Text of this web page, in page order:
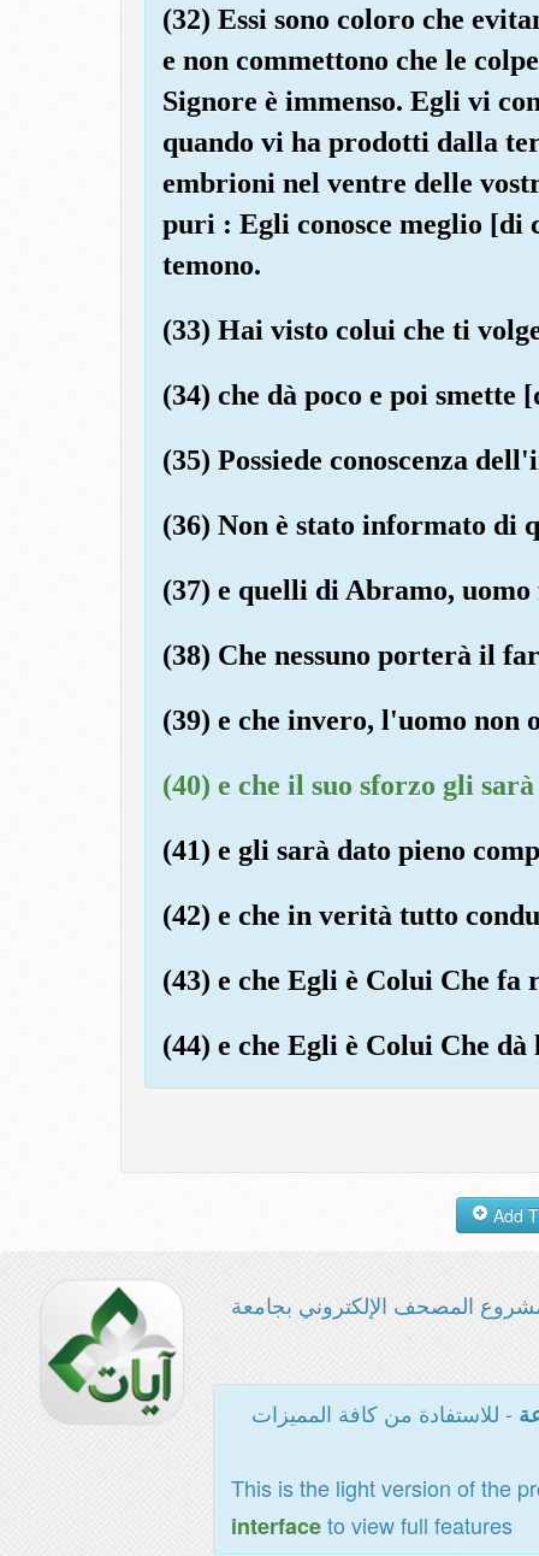
(32) Essi sono coloro che
e non commettono che le
Signore è immenso. Egli vi
quando vi ha prodotti dalla
embrioni nel ventre delle
puri : Egli conosce meglio
temono.
(33) Hai visto colui che ti
(34) che dà poco e poi smette
(35) Possiede conoscenza
(36) Non è stato informato di
(37) e quelli di Abramo, uomo
(38) Che nessuno porterà il
(39) e che invero, l'uomo
(40) e che il suo sforzo gli
(41) e gli sarà dato pieno
(42) e che in verità tutto
(43) e che Egli è Colui Che fa
(44) e che Egli è Colui Che
المصحف الإلكتروني بجامعة
- للاستفادة من كافة المميزات
This is the light version of the
interfaceto view full features